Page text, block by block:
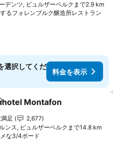
デンツ, ビュルザーベルクまで2.9 km
るフォレンブルク醸造所レストラン
選択してくだ
料金を表示
気に入りに追加
Montafon
ランク
足
2,677
ンス, ビュルザーベルクまで14.8 km
な3/4ボード